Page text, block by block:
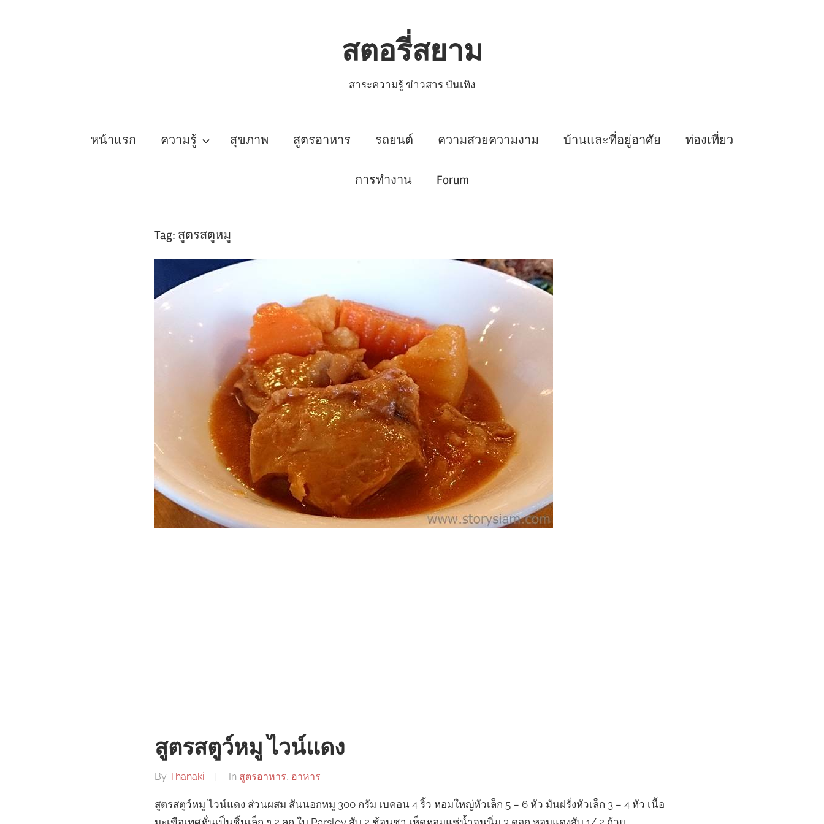
สตอรี่สยาม
สาระความรู้ ข่าวสาร บันเทิง
หน้าแรก ความรู้ สุขภาพ สูตรอาหาร รถยนต์ ความสวยความงาม บ้านและที่อยู่อาศัย ท่องเที่ยว
การทำงาน Forum
Tag: สูตรสตูหมู
สูตรสตูว์หมู ไวน์แดง
By Thanaki In สูตรอาหาร, อาหาร
สูตรสตูว์หมู ไวน์แดง ส่วนผสม สันนอกหมู 300 กรัม เบคอน 4 ริ้ว หอมใหญ่หัวเล็ก 5 – 6 หัว มันฝรั่งหัวเล็ก 3 – 4 หัว เนื้อ